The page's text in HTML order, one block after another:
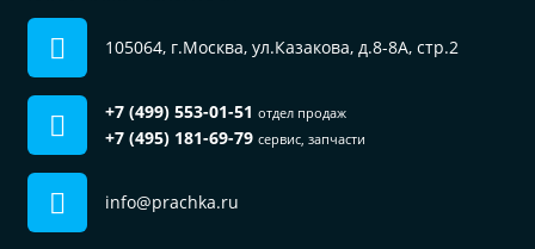
105064, г.Москва, ул.Казакова, д.8-8А, стр.2
+7 (499) 553-01-51 отдел продаж
+7 (495) 181-69-79 сервис, запчасти
info@prachka.ru